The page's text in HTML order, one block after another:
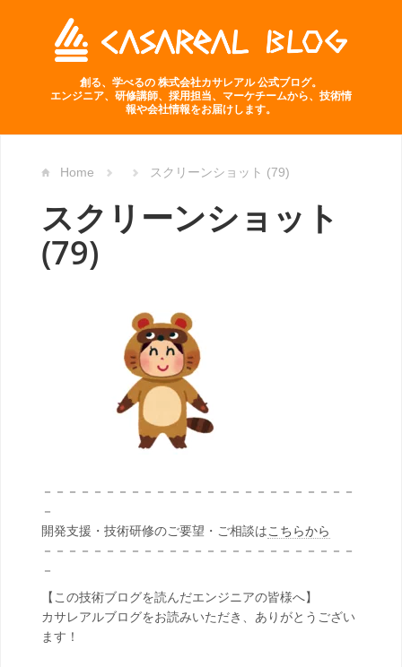
創る、学べるの 株式会社カサレアル 公式ブログ。
エンジニア、研修講師、採用担当、マーケチームから、技術情
報や会社情報をお届けします。
Home スクリーンショット (79)
スクリーンショット
(79)
－－－－－－－－－－－－－－－－－－－－－－－－－
－
開発支援・技術研修のご要望・ご相談はこちらから
－－－－－－－－－－－－－－－－－－－－－－－－－
－
【この技術ブログを読んだエンジニアの皆様へ】
カサレアルブログをお読みいただき、ありがとうござい
ます！